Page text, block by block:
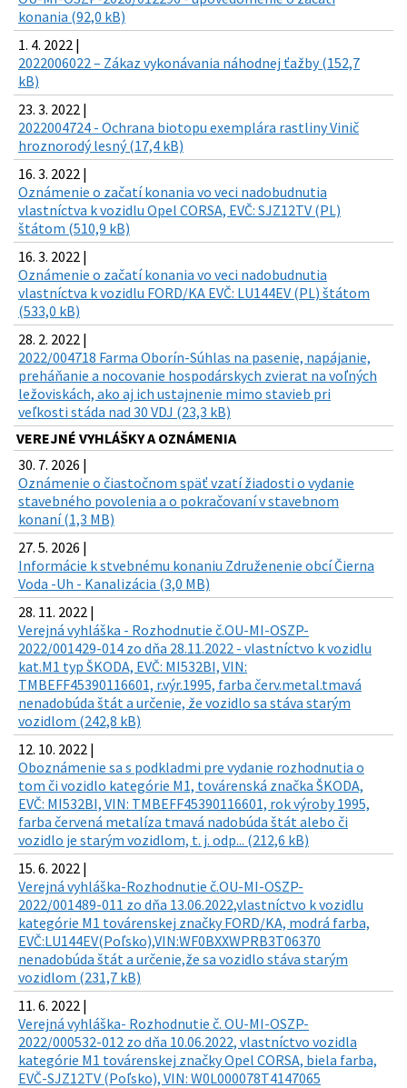
konania (92,0 kB)
1. 4. 2022 |
2022006022 – Zákaz vykonávania náhodnej ťažby (152,7
kB)
23. 3. 2022 |
2022004724 - Ochrana biotopu exemplára rastliny Vinič
hroznorodý lesný (17,4 kB)
16. 3. 2022 |
Oznámenie o začatí konania vo veci nadobudnutia
vlastníctva k vozidlu Opel CORSA, EVČ: SJZ12TV (PL)
štátom (510,9 kB)
16. 3. 2022 |
Oznámenie o začatí konania vo veci nadobudnutia
vlastníctva k vozidlu FORD/KA EVČ: LU144EV (PL) štátom
(533,0 kB)
28. 2. 2022 |
2022/004718 Farma Oborín-Súhlas na pasenie, napájanie,
preháňanie a nocovanie hospodárskych zvierat na voľných
ležoviskách, ako aj ich ustajnenie mimo stavieb pri
veľkosti stáda nad 30 VDJ (23,3 kB)
VEREJNÉ VYHLÁŠKY A OZNÁMENIA
30. 7. 2026 |
Oznámenie o čiastočnom späť vzatí žiadosti o vydanie
stavebného povolenia a o pokračovaní v stavebnom
konaní (1,3 MB)
27. 5. 2026 |
Informácie k stvebnému konaniu Združenenie obcí Čierna
Voda -Uh - Kanalizácia (3,0 MB)
28. 11. 2022 |
Verejná vyhláška - Rozhodnutie č.OU-MI-OSZP-
2022/001429-014 zo dňa 28.11.2022 - vlastníctvo k vozidlu
kat.M1 typ ŠKODA, EVČ: MI532BI, VIN:
TMBEFF45390116601, r.výr.1995, farba červ.metal.tmavá
nenadobúda štát a určenie, že vozidlo sa stáva starým
vozidlom (242,8 kB)
12. 10. 2022 |
Oboznámenie sa s podkladmi pre vydanie rozhodnutia o
tom či vozidlo kategórie M1, továrenská značka ŠKODA,
EVČ: MI532BI, VIN: TMBEFF45390116601, rok výroby 1995,
farba červená metalíza tmavá nadobúda štát alebo či
vozidlo je starým vozidlom, t. j. odp... (212,6 kB)
15. 6. 2022 |
Verejná vyhláška-Rozhodnutie č.OU-MI-OSZP-
2022/001489-011 zo dňa 13.06.2022,vlastníctvo k vozidlu
kategórie M1 továrenskej značky FORD/KA, modrá farba,
EVČ:LU144EV(Poľsko),VIN:WF0BXXWPRB3T06370
nenadobúda štát a určenie,že sa vozidlo stáva starým
vozidlom (231,7 kB)
11. 6. 2022 |
Verejná vyhláška- Rozhodnutie č. OU-MI-OSZP-
2022/000532-012 zo dňa 10.06.2022, vlastníctvo vozidla
kategórie M1 továrenskej značky Opel CORSA, biela farba,
EVČ-SJZ12TV (Poľsko), VIN: W0L000078T4147065